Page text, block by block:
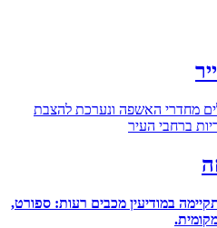
האשפה ונערכת להצבת
העיר
התקיימה במודיעין מכבים רעות: ספורט,